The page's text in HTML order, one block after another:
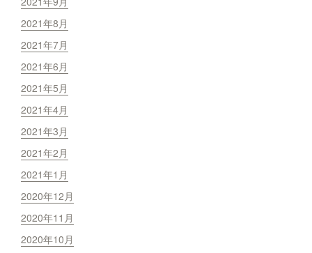
2021年8月
2021年7月
2021年6月
2021年5月
2021年4月
2021年3月
2021年2月
2021年1月
2020年12月
2020年11月
2020年10月